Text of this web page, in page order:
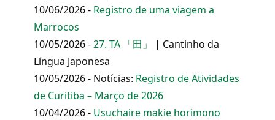
10/06/2026 - Registro de uma viagem a
Marrocos
10/05/2026 -27. TA 「田」
| Cantinho da
Língua Japonesa
10/05/2026 - Notícias: Registro de Atividades
de Curitiba – Março de 2026
10/04/2026 - Usuchaire makie horimono